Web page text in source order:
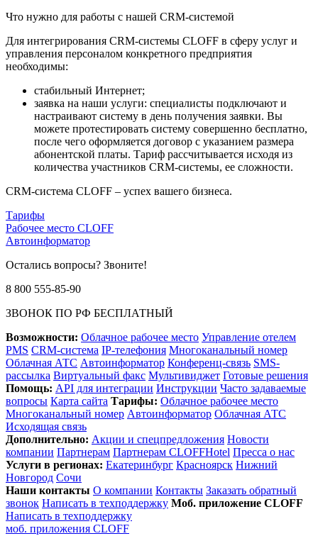
Что нужно для работы с нашей CRM-системой
Для интегрирования CRM-системы CLOFF в сферу услуг и
управления персоналом конкретного предприятия
необходимы:
стабильный Интернет;
заявка на наши услуги: специалисты подключают и
настраивают систему в день получения заявки. Вы
можете протестировать систему совершенно бесплатно,
после чего оформляется договор с указанием размера
абонентской платы. Тариф рассчитывается исходя из
количества участников CRM-системы, ее сложности.
CRM-система CLOFF – успех вашего бизнеса.
Тарифы
Рабочее место CLOFF
Автоинформатор
Остались вопросы? Звоните!
8 800 555-85-90
ЗВОНОК ПО РФ БЕСПЛАТНЫЙ
Возможности: Облачное рабочее место Управление отелем
PMS CRM-система IP-телефония Многоканальный номер
Облачная АТС Автоинформатор Конференц-связь SMS-
рассылка Виртуальный факс Мультивиджет Готовые решения
Помощь: API для интеграции Инструкции Часто задаваемые
вопросы Карта сайта Тарифы: Облачное рабочее место
Многоканальный номер Автоинформатор Облачная АТС
Исходящая связь
Дополнительно: Акции и спецпредложения Новости
компании Партнерам Партнерам CLOFFHotel Пресса о нас
Услуги в регионах: Екатеринбург Красноярск Нижний
Новгород Сочи
Наши контакты О компании Контакты Заказать обратный
звонок Написать в техподдержку Моб. приложение CLOFF
Написать в техподдержку
моб. приложения CLOFF